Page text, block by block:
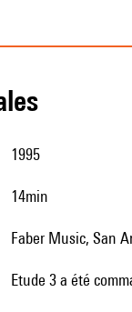
1995
14min
Faber Music, San
Etude 3 a été